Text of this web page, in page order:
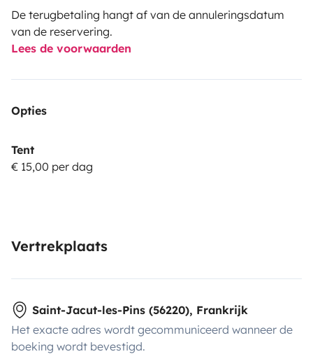
De terugbetaling hangt af van de annuleringsdatum
van de reservering.
Lees de voorwaarden
Opties
Tent
€ 15,00 per dag
Vertrekplaats
Saint-Jacut-les-Pins (56220), Frankrijk
Het exacte adres wordt gecommuniceerd wanneer de
boeking wordt bevestigd.